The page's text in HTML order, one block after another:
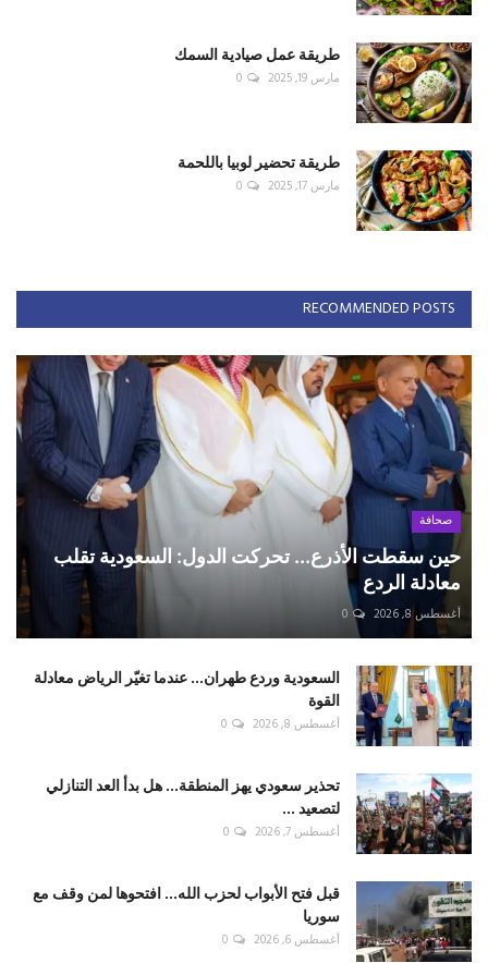
طريقة عمل صيادية السمك
مارس 19, 2025 0
طريقة تحضير لوبيا باللحمة
مارس 17, 2025 0
RECOMMENDED POSTS
صحافة
حين سقطت الأذرع... تحركت الدول: السعودية تقلب
معادلة الردع
أغسطس 8, 2026 0
السعودية وردع طهران... عندما تغيّر الرياض معادلة
القوة
أغسطس 8, 2026 0
تحذير سعودي يهز المنطقة... هل بدأ العد التنازلي
لتصعيد ...
أغسطس 7, 2026 0
قبل فتح الأبواب لحزب الله... افتحوها لمن وقف مع
سوريا
أغسطس 6, 2026 0